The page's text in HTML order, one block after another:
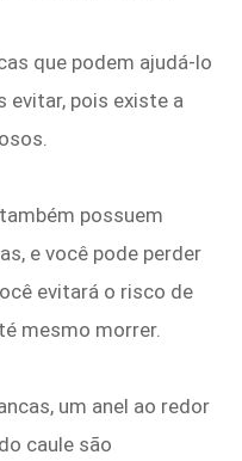
que podem ajudá-lo
evitar, pois existe a
possuem
e você pode perder
evitará o risco de
mesmo morrer.
um anel ao redor
caule são